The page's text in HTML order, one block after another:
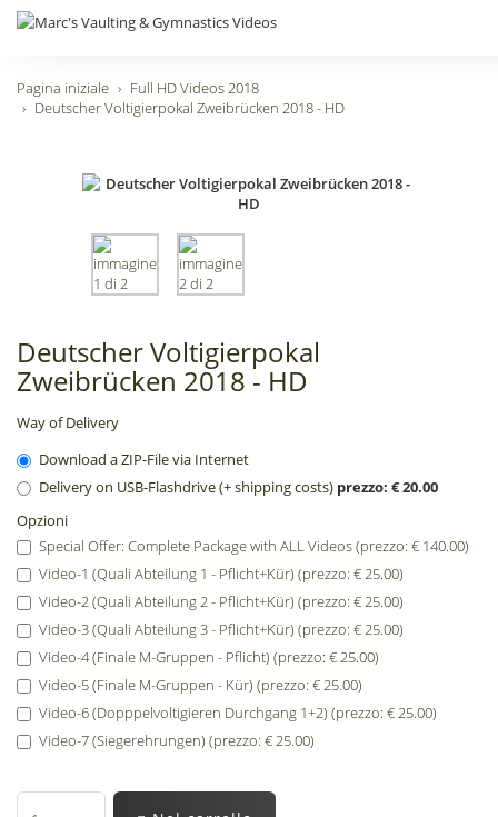
Pagina iniziale
Full HD Videos 2018
Deutscher Voltigierpokal Zweibrücken 2018 - HD
Deutscher Voltigierpokal
Zweibrücken 2018 - HD
Way of Delivery
Download a ZIP-File via Internet
Delivery on USB-Flashdrive (+ shipping costs) prezzo: € 20.00
Opzioni
Special Offer: Complete Package with ALL Videos (prezzo: € 140.00)
Video-1 (Quali Abteilung 1 - Pflicht+Kür) (prezzo: € 25.00)
Video-2 (Quali Abteilung 2 - Pflicht+Kür) (prezzo: € 25.00)
Video-3 (Quali Abteilung 3 - Pflicht+Kür) (prezzo: € 25.00)
Video-4 (Finale M-Gruppen - Pflicht) (prezzo: € 25.00)
Video-5 (Finale M-Gruppen - Kür) (prezzo: € 25.00)
Video-6 (Dopppelvoltigieren Durchgang 1+2) (prezzo: € 25.00)
Video-7 (Siegerehrungen) (prezzo: € 25.00)